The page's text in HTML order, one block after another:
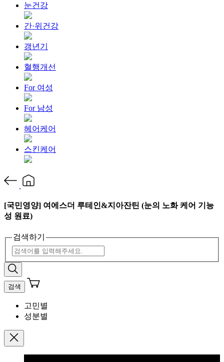
눈건강
간·위건강
갱년기
혈행개선
For 여성
For 남성
헤어케어
스킨케어
[국민영양] 여에스더 루테인&지아잔틴 (눈의 노화 케어 기능
성 원료)
검색하기
검색
고민별
성분별